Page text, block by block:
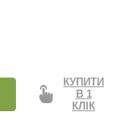
КУПИТИ
В 1
КЛІК